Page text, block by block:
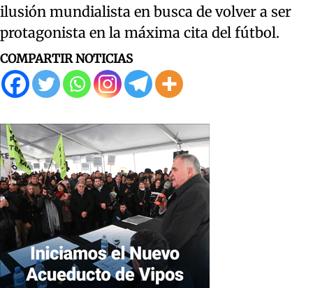
ilusión mundialista en busca de volver a ser
protagonista en la máxima cita del fútbol.
COMPARTIR NOTICIAS